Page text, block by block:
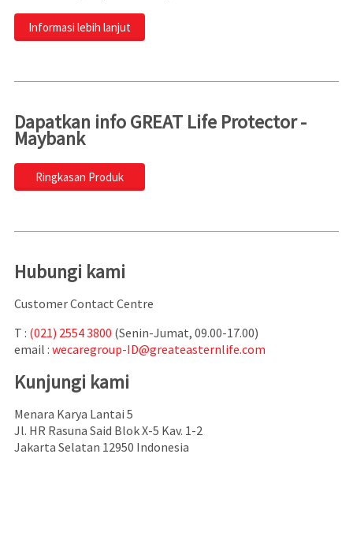
Informasi lebih lanjut
Dapatkan info GREAT Life Protector -
Maybank
Ringkasan Produk
Hubungi kami
Customer Contact Centre
T : (021) 2554 3800 (Senin-Jumat, 09.00-17.00)
email : wecaregroup-ID@greateasternlife.com
Kunjungi kami
Menara Karya Lantai 5
Jl. HR Rasuna Said Blok X-5 Kav. 1-2
Jakarta Selatan 12950 Indonesia